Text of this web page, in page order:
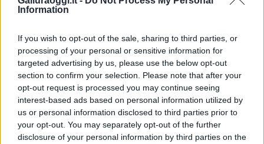
Information
If you wish to opt-out of the sale, sharing to third parties, or
processing of your personal or sensitive information for
targeted advertising by us, please use the below opt-out
section to confirm your selection. Please note that after your
opt-out request is processed you may continue seeing
interest-based ads based on personal information utilized by
us or personal information disclosed to third parties prior to
your opt-out. You may separately opt-out of the further
disclosure of your personal information by third parties on the
Inviaci le tue segnalazioni,
i tuoi video e le tue foto
Su WhatsApp al numero +39
345 356 7512